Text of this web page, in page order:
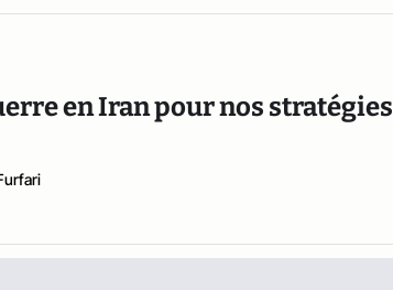
en Iran pour nos stratégies